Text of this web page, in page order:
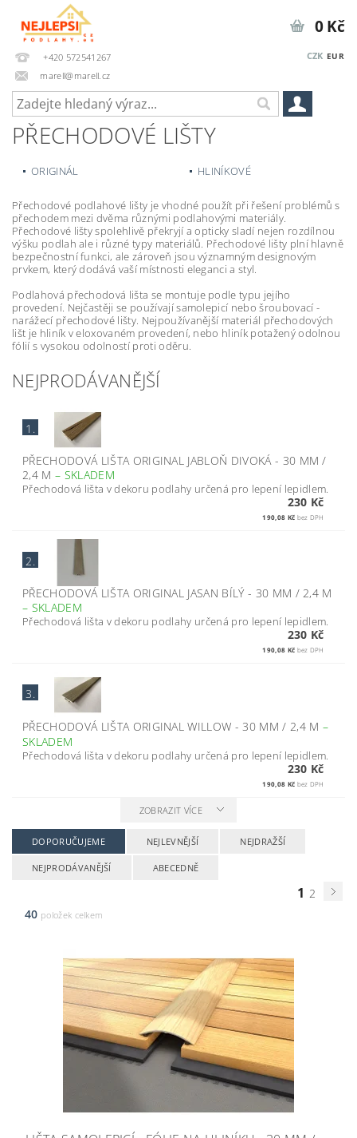
+420 572541267
marell@marell.cz
CZK EUR
0 Kč
PŘECHODOVÉ LIŠTY
ORIGINÁL HLINÍKOVÉ
Přechodové podlahové lišty je vhodné použít při řešení problémů s
přechodem mezi dvěma různými podlahovými materiály.
Přechodové lišty spolehlivě překryjí a opticky sladí nejen rozdílnou
výšku podlah ale i různé typy materiálů. Přechodové lišty plní hlavně
bezpečnostní funkci, ale zároveň jsou významným designovým
prvkem, který dodává vaší místnosti eleganci a styl.
Podlahová přechodová lišta se montuje podle typu jejího
provedení. Nejčastěji se používají samolepicí nebo šroubovací -
narážecí přechodové lišty. Nejpoužívanější materiál přechodových
lišt je hliník v eloxovaném provedení, nebo hliník potažený odolnou
fólií s vysokou odolností proti oděru.
NEJPRODÁVANĚJŠÍ
1.
PŘECHODOVÁ LIŠTA ORIGINAL JABLOŇ DIVOKÁ - 30 MM /
2,4 M– SKLADEM
Přechodová lišta v dekoru podlahy určená pro lepení lepidlem.
230 Kč
190,08 Kč bez DPH
2.
PŘECHODOVÁ LIŠTA ORIGINAL JASAN BÍLÝ - 30 MM / 2,4 M
– SKLADEM
Přechodová lišta v dekoru podlahy určená pro lepení lepidlem.
230 Kč
190,08 Kč bez DPH
3.
PŘECHODOVÁ LIŠTA ORIGINAL WILLOW - 30 MM / 2,4 M –
SKLADEM
Přechodová lišta v dekoru podlahy určená pro lepení lepidlem.
230 Kč
190,08 Kč bez DPH
ZOBRAZIT VÍCE
DOPORUČUJEME NEJLEVNĚJŠÍ NEJDRAŽŠÍ
NEJPRODÁVANĚJŠÍ ABECEDNĚ
1 2
40 položek celkem